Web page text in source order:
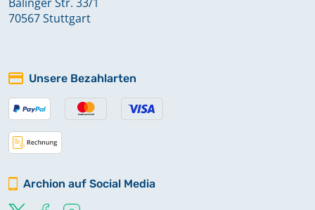
70567 Stuttgart
Unsere Bezahlarten
Archion auf Social Media